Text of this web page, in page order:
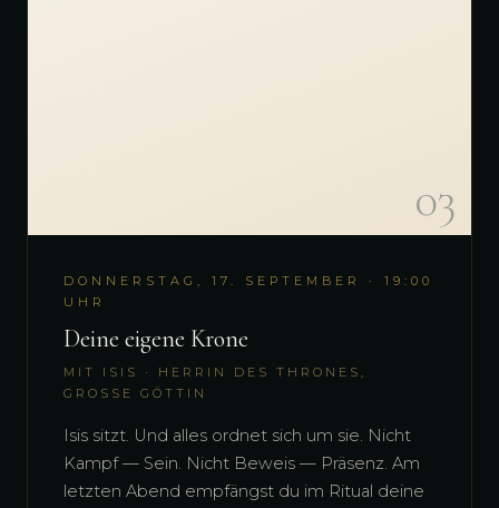
03
DONNERSTAG, 17. SEPTEMBER · 19:00
UHR
Deine eigene Krone
MIT ISIS · HERRIN DES THRONES,
GROSSE GÖTTIN
Isis sitzt. Und alles ordnet sich um sie. Nicht
Kampf — Sein. Nicht Beweis — Präsenz. Am
letzten Abend empfängst du im Ritual deine